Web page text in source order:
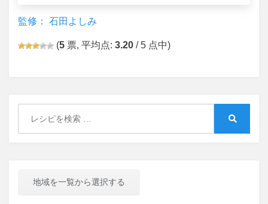
監修： 石田よしみ
(5 票, 平均点: 3.20 / 5 点中)
地域を一覧から選択する